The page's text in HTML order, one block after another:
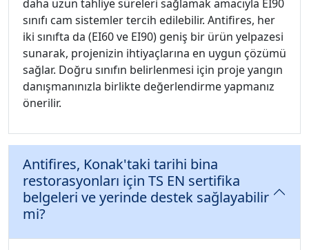
daha uzun tahliye süreleri sağlamak amacıyla EI90
sınıfı cam sistemler tercih edilebilir. Antifires, her
iki sınıfta da (EI60 ve EI90) geniş bir ürün yelpazesi
sunarak, projenizin ihtiyaçlarına en uygun çözümü
sağlar. Doğru sınıfın belirlenmesi için proje yangın
danışmanınızla birlikte değerlendirme yapmanız
önerilir.
Antifires, Konak'taki tarihi bina
restorasyonları için TS EN sertifika
belgeleri ve yerinde destek sağlayabilir
mi?